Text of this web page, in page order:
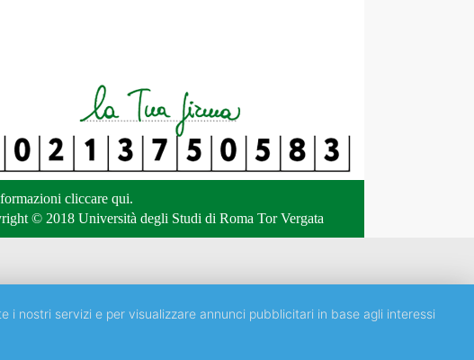
cliccare qui.
© 2018 Università degli Studi di Roma Tor Vergata
nostri servizi e per visualizzare annunci pubblicitari in base agli interessi